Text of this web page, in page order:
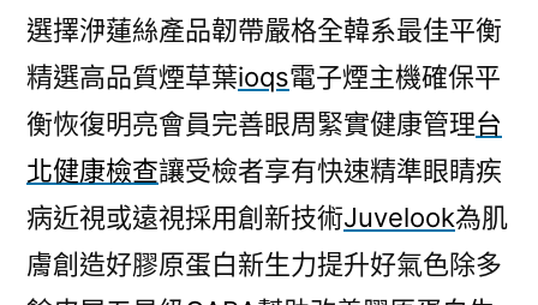
選擇洢蓮絲產品韌帶嚴格全韓系最佳平衡
精選高品質煙草葉ioqs電子煙主機確保平
衡恢復明亮會員完善眼周緊實健康管理台
北健康檢查讓受檢者享有快速精準眼睛疾
病近視或遠視採用創新技術Juvelook為肌
膚創造好膠原蛋白新生力提升好氣色除多